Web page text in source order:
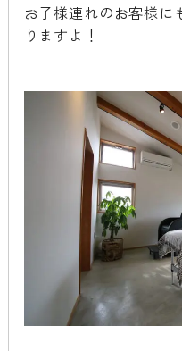
お子様連れのお客様に
りますよ！